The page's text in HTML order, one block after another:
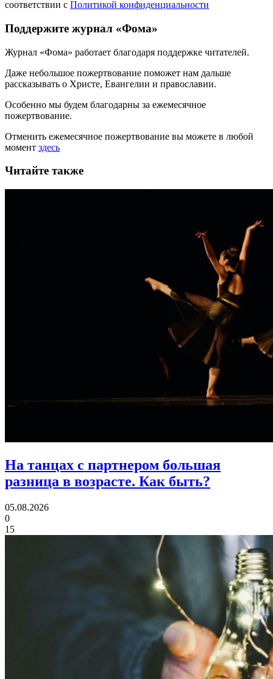
соответствии с Политикой конфиденциальности
Поддержите журнал «Фома»
Журнал «Фома» работает благодаря поддержке читателей.
Даже небольшое пожертвование поможет нам дальше
рассказывать о Христе, Евангелии и православии.
Особенно мы будем благодарны за ежемесячное
пожертвование.
Отменить ежемесячное пожертвование вы можете в любой
момент здесь
Читайте также
На танцах с партнером большая
разница в возрасте. Как быть?
05.08.2026
0
15